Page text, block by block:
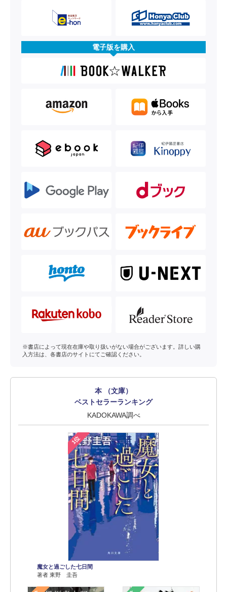
電子版を購入
※書店によって現在在庫や取り扱いがない場合がございます。詳しい購
入方法は、各書店のサイトにてご確認ください。
本 （文庫）
ベストセラーランキング
KADOKAWA調べ
1位
魔女と過ごした七日間
著者 東野 圭吾